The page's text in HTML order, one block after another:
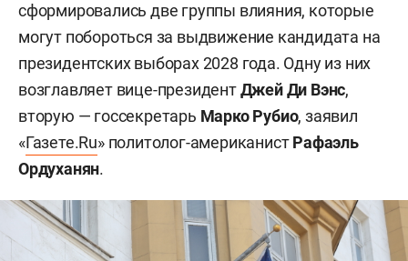
сформировались две группы влияния, которые
могут побороться за выдвижение кандидата на
президентских выборах 2028 года. Одну из них
возглавляет вице-президентДжей Ди Вэнс,
вторую — госсекретарь Марко Рубио, заявил
«Газете.Ru» политолог-американистРафаэль
Ордуханян.